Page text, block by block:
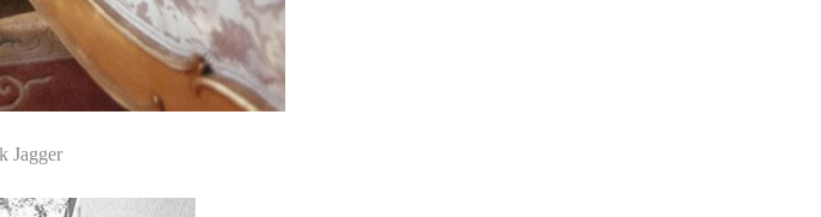
Jagger